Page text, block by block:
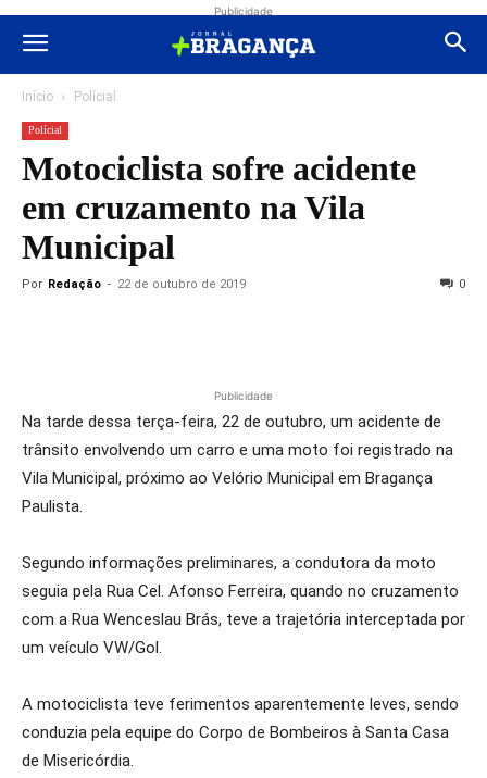
Publicidade
Início Polícial
Polícial
Motociclista sofre acidente
em cruzamento na Vila
Municipal
Por Redação - 22 de outubro de 2019 0
Publicidade
Na tarde dessa terça-feira, 22 de outubro, um acidente de
trânsito envolvendo um carro e uma moto foi registrado na
Vila Municipal, próximo ao Velório Municipal em Bragança
Paulista.
Segundo informações preliminares, a condutora da moto
seguia pela Rua Cel. Afonso Ferreira, quando no cruzamento
com a Rua Wenceslau Brás, teve a trajetória interceptada por
um veículo VW/Gol.
A motociclista teve ferimentos aparentemente leves, sendo
conduzia pela equipe do Corpo de Bombeiros à Santa Casa
de Misericórdia.